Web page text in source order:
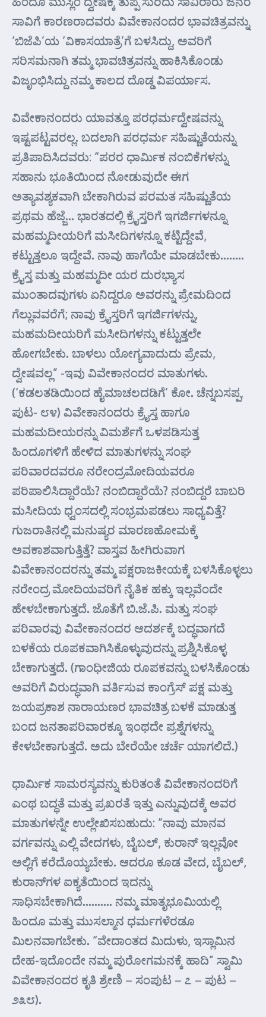
ಸಾವಿಗೆ ಕಾರಣರಾದವರು ವಿವೇಕಾನಂದರ ಭಾವಚಿತ್ರವನ್ನು
‘ಬಿಜೆಪಿ’ಯ ‘ವಿಕಾಸಯಾತ್ರೆ’ಗೆ ಬಳಸಿದ್ದು, ಅವರಿಗೆ
ಸರಿಸಮನಾಗಿ ತಮ್ಮ ಭಾವಚಿತ್ರವನ್ನು ಹಾಕಿಸಿಕೊಂಡು
ವಿಜೃಂಭಿಸಿದ್ದು ನಮ್ಮ ಕಾಲದ ದೊಡ್ಡ ವಿಪರ್ಯಾಸ.
ವಿವೇಕಾನಂದರು ಯಾವತ್ತೂ ಪರಧರ್ಮದ್ವೇಷವನ್ನು
ಇಷ್ಟಪಟ್ಟವರಲ್ಲ. ಬದಲಾಗಿ ಪರಧರ್ಮ ಸಹಿಷ್ಣುತೆಯನ್ನು
ಪ್ರತಿಪಾದಿಸಿದವರು: “ಪರರ ಧಾರ್ಮಿಕ ನಂಬಿಕೆಗಳನ್ನು
ಸಹಾನು ಭೂತಿಯಿಂದ ನೋಡುವುದೇ ಈಗ
ಅತ್ಯಾವಶ್ಯಕವಾಗಿ ಬೇಕಾಗಿರುವ ಪರಮತ ಸಹಿಷ್ಣುತೆಯ
ಪ್ರಥಮ ಹೆಜ್ಜೆ… ಭಾರತದಲ್ಲಿ ಕ್ರೈಸ್ತರಿಗೆ ಇಗರ್ಜಿಗಳನ್ನೂ
ಮಹಮ್ಮದೀಯರಿಗೆ ಮಸೀದಿಗಳನ್ನೂ ಕಟ್ಟಿದ್ದೇವೆ,
ಕಟ್ಟುತ್ತಲೂ ಇದ್ದೇವೆ. ನಾವು ಹಾಗೆಯೇ ಮಾಡಬೇಕು……..
ಕ್ರೈಸ್ತ ಮತ್ತು ಮಹಮ್ಮದೀ ಯರ ದುರಭ್ಯಾಸ
ಮುಂತಾದವುಗಳು ಏನಿದ್ದರೂ ಅವರನ್ನು ಪ್ರೇಮದಿಂದ
ಗೆಲ್ಲುವವರೆಗೆ; ನಾವು ಕ್ರೈಸ್ತರಿಗೆ ಇಗರ್ಜಿಗಳನ್ನು,
ಮಹಮದೀಯರಿಗೆ ಮಸೀದಿಗಳನ್ನು ಕಟ್ಟುತ್ತಲೇ
ಹೋಗಬೇಕು. ಬಾಳಲು ಯೋಗ್ಯವಾದುದು ಪ್ರೇಮ,
ದ್ವೇಷವಲ್ಲ” -ಇವು ವಿವೇಕಾನಂದರ ಮಾತುಗಳು.
(‘ಕಡಲತಡಿಯಿಂದ ಹೈಮಾಚಲದಡಿಗೆ’ ಕೋ. ಚೆನ್ನಬಸಪ್ಪ,
ಪುಟ- ೮೪) ವಿವೇಕಾನಂದರು ಕ್ರೈಸ್ತ ಹಾಗೂ
ಮಹಮದೀಯರನ್ನು ವಿಮರ್ಶೆಗೆ ಒಳಪಡಿಸುತ್ತ
ಹಿಂದೂಗಳಿಗೆ ಹೇಳಿದ ಮಾತುಗಳನ್ನು ಸಂಘ
ಪರಿವಾರದವರೂ ನರೇಂದ್ರಮೋದಿಯವರೂ
ಪರಿಪಾಲಿಸಿದ್ದಾರೆಯೆ? ನಂಬಿದ್ದಾರೆಯೆ? ನಂಬಿದ್ದರೆ ಬಾಬರಿ
ಮಸೀದಿಯ ಧ್ವಂಸದಲ್ಲಿ ಸಂಭ್ರಮಪಡಲು ಸಾಧ್ಯವಿತ್ತೆ?
ಗುಜರಾತಿನಲ್ಲಿ ಮನುಷ್ಯರ ಮಾರಣಹೋಮಕ್ಕೆ
ಅವಕಾಶವಾಗುತ್ತಿತ್ತೆ? ವಾಸ್ತವ ಹೀಗಿರುವಾಗ
ವಿವೇಕಾನಂದರನ್ನು ತಮ್ಮ ಪಕ್ಷರಾಜಕೀಯಕ್ಕೆ ಬಳಸಿಕೊಳ್ಳಲು
ನರೇಂದ್ರ ಮೋದಿಯವರಿಗೆ ನೈತಿಕ ಹಕ್ಕು ಇಲ್ಲವೆಂದೇ
ಹೇಳಬೇಕಾಗುತ್ತದೆ. ಜೊತೆಗೆ ಬಿ.ಜೆ.ಪಿ. ಮತ್ತು ಸಂಘ
ಪರಿವಾರವು ವಿವೇಕಾನಂದರ ಆದರ್ಶಕ್ಕೆ ಬದ್ಧವಾಗದೆ
ಬಳಕೆಯ ರೂಪಕವಾಗಿಸಿಕೊಳ್ಳುವುದನ್ನು ಪ್ರಶ್ನಿಸಿಕೊಳ್ಳ
ಬೇಕಾಗುತ್ತದೆ. (ಗಾಂಧೀಜಿಯ ರೂಪಕವನ್ನು ಬಳಸಿಕೊಂಡು
ಅವರಿಗೆ ವಿರುದ್ಧವಾಗಿ ವರ್ತಿಸುವ ಕಾಂಗ್ರೆಸ್ ಪಕ್ಷ ಮತ್ತು
ಜಯಪ್ರಕಾಶ ನಾರಾಯಣರ ಭಾವಚಿತ್ರ ಬಳಕೆ ಮಾಡುತ್ತ
ಬಂದ ಜನತಾಪರಿವಾರಕ್ಕೂ ಇಂಥದೇ ಪ್ರಶ್ನೆಗಳನ್ನು
ಕೇಳಬೇಕಾಗುತ್ತದೆ. ಅದು ಬೇರೆಯೇ ಚರ್ಚೆ ಯಾಗಲಿದೆ.)
ಧಾರ್ಮಿಕ ಸಾಮರಸ್ಯವನ್ನು ಕುರಿತಂತೆ ವಿವೇಕಾನಂದರಿಗೆ
ಎಂಥ ಬದ್ಧತೆ ಮತ್ತು ಪ್ರಖರತೆ ಇತ್ತು ಎನ್ನುವುದಕ್ಕೆ ಅವರ
ಮಾತುಗಳನ್ನೇ ಉಲ್ಲೇಖಿಸಬಹುದು: “ನಾವು ಮಾನವ
ವರ್ಗವನ್ನು ಎಲ್ಲಿ ವೇದಗಳು, ಬೈಬಲ್, ಕುರಾನ್ ಇಲ್ಲವೋ
ಅಲ್ಲಿಗೆ ಕರೆದೊಯ್ಯಬೇಕು. ಆದರೂ ಕೂಡ ವೇದ, ಬೈಬಲ್,
ಕುರಾನ್‌ಗಳ ಐಕ್ಯತೆಯಿಂದ ಇದನ್ನು
ಸಾಧಿಸಬೇಕಾಗಿದೆ………. ನಮ್ಮ ಮಾತೃಭೂಮಿಯಲ್ಲಿ
ಹಿಂದೂ ಮತ್ತು ಮುಸಲ್ಮಾನ ಧರ್ಮಗಳೆರಡೂ
ಮಿಲನವಾಗಬೇಕು. “ವೇದಾಂತದ ಮಿದುಳು, ಇಸ್ಲಾಮಿನ
ದೇಹ-ಇದೊಂದೇ ನಮ್ಮ ಪುರೋಗಮನಕ್ಕೆ ಹಾದಿ” ಸ್ವಾಮಿ
ವಿವೇಕಾನಂದರ ಕೃತಿ ಶ್ರೇಣಿ – ಸಂಪುಟ – ೭ – ಪುಟ –
೨೩೮).